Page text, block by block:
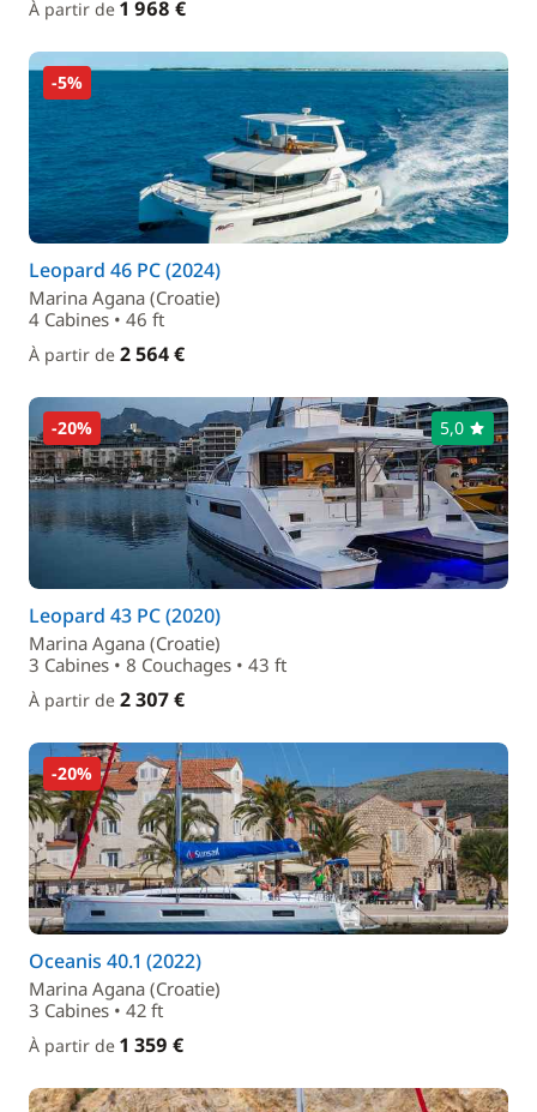
À partir de 1 968 €
-5%
Leopard 46 PC (2024)
Marina Agana (Croatie)
4 Cabines • 46 ft
À partir de 2 564 €
-20% 5,0
Leopard 43 PC (2020)
Marina Agana (Croatie)
3 Cabines • 8 Couchages • 43 ft
À partir de 2 307 €
-20%
Oceanis 40.1 (2022)
Marina Agana (Croatie)
3 Cabines • 42 ft
À partir de 1 359 €